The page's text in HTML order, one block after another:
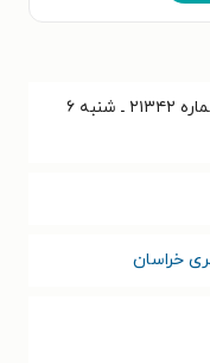
روزنامه خراسان ـ شماره ۲۱۳۴۲ ـ شنبه ۶
خراسان